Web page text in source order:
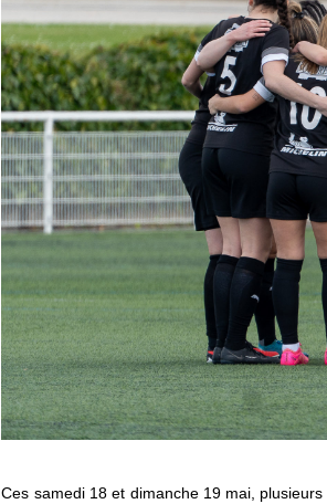
Ces samedi 18 et dimanche 19 mai,